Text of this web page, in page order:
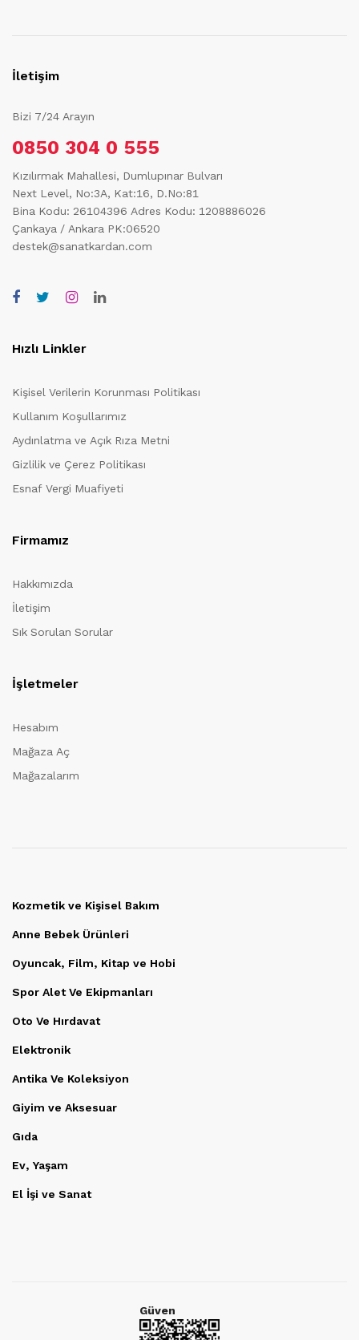
İletişim
Bizi 7/24 Arayın
0850 304 0 555
Kızılırmak Mahallesi, Dumlupınar Bulvarı
Next Level, No:3A, Kat:16, D.No:81
Bina Kodu: 26104396 Adres Kodu: 1208886026
Çankaya / Ankara PK:06520
destek@sanatkardan.com
Hızlı Linkler
Kişisel Verilerin Korunması Politikası
Kullanım Koşullarımız
Aydınlatma ve Açık Rıza Metni
Gizlilik ve Çerez Politikası
Esnaf Vergi Muafiyeti
Firmamız
Hakkımızda
İletişim
Sık Sorulan Sorular
İşletmeler
Hesabım
Mağaza Aç
Mağazalarım
Kozmetik ve Kişisel Bakım
Anne Bebek Ürünleri
Oyuncak, Film, Kitap ve Hobi
Spor Alet Ve Ekipmanları
Oto Ve Hırdavat
Elektronik
Antika Ve Koleksiyon
Giyim ve Aksesuar
Gıda
Ev, Yaşam
El İşi ve Sanat
Güven